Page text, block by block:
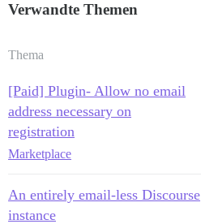
Verwandte Themen
Thema
[Paid] Plugin- Allow no email
address necessary on
registration
Marketplace
An entirely email-less Discourse
instance